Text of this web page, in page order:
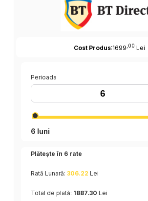
Cost Produs:1699 ,00 Lei
Perioada
6 luni
Plătește în 6 rate
Rată Lunară: 306.22 Lei
Total de plată: 1887.30 Lei